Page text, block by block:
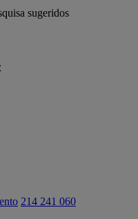
sugeridos
214 241 060